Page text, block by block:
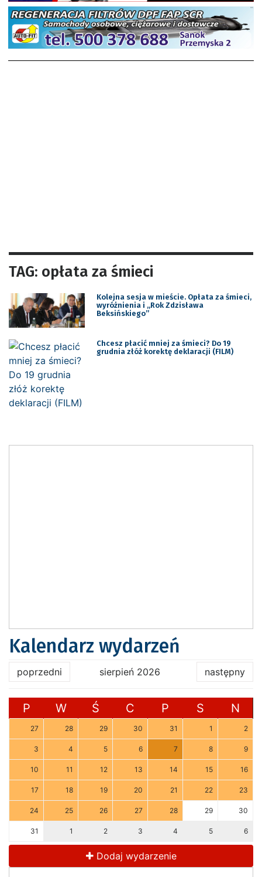
TAG: opłata za śmieci
Kolejna sesja w mieście. Opłata za śmieci,
wyróżnienia i „Rok Zdzisława
Beksińskiego”
Chcesz płacić mniej za śmieci? Do 19
grudnia złóż korektę deklaracji (FILM)
Kalendarz wydarzeń
poprzedni sierpień 2026 następny
P W Ś C P S N
27 28 29 30 31 1 2
3 4 5 6 7 8 9
10 11 12 13 14 15 16
17 18 19 20 21 22 23
24 25 26 27 28 29 30
31 1 2 3 4 5 6
Dodaj wydarzenie